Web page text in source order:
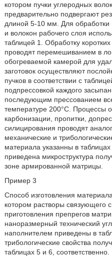
котором пучки углеродных
предварительно подвергают
длиной 5-10 мм. Для обработки
и волокон рабочего слоя
таблицей 1. Обработку
проводят перемешиванием в
обогреваемой камерой для
заготовок осуществляют
пучков в соответствии с
подпрессовкой каждого
последующим прессованием
температуре 200°С. Процессы
карбонизации, пропитки,
силицирования проводят
механические и
материала указанны в
приведена микроструктура
зоне армированной матрицы.
Пример 3
Способ изготовления
котором растворы связующего
приготовления препрегов
наноразмерный технический
наполнителем приведены в
трибологические свойства
таблицах 5 и 6, соответственно.